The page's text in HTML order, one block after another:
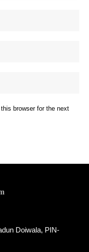
browser for the next
Doiwala, PIN-